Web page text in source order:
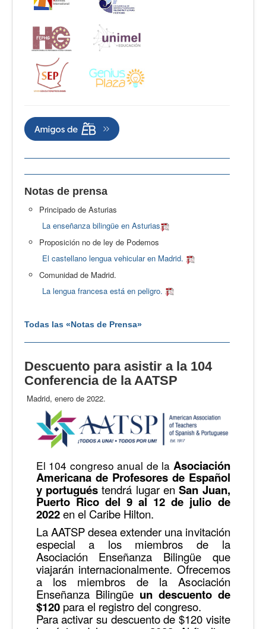
Notas de prensa
Principado de Asturias
La enseñanza bilingüe en Asturias
Proposición no de ley de Podemos
El castellano lengua vehicular en Madrid.
Comunidad de Madrid.
La lengua francesa está en peligro.
Todas las «Notas de Prensa»
Descuento para asistir a la 104
Conferencia de la AATSP
Madrid, enero de 2022.
El 104 congreso anual de la Asociación
Americana de Profesores de Español
y portuguéstendrá lugar enSan Juan,
Puerto Rico del 9 al 12 de julio de
2022en el Caribe Hilton.
La AATSP desea extender una invitación
especial a los miembros de la
Asociación Enseñanza Bilingüe que
viajarán internacionalmente. Ofrecemos
a los miembros de la Asociación
Enseñanza Bilingüe un descuento de
$120para el registro del congreso.
Para activar su descuento de $120 visite